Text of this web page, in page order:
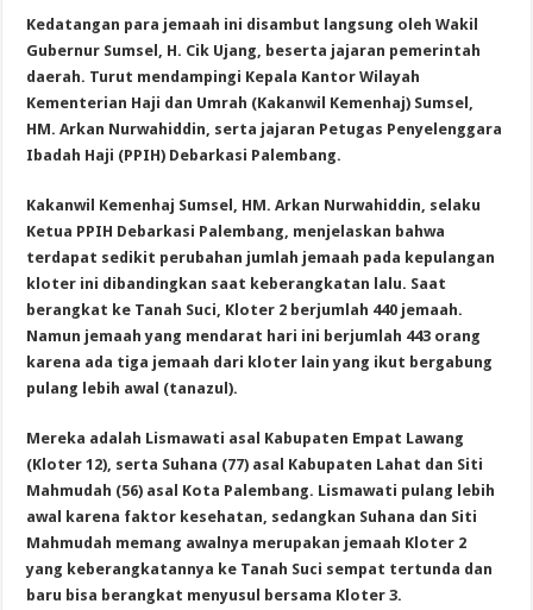
Kedatangan para jemaah ini disambut langsung oleh Wakil
Gubernur Sumsel, H. Cik Ujang, beserta jajaran pemerintah
daerah. Turut mendampingi Kepala Kantor Wilayah
Kementerian Haji dan Umrah (Kakanwil Kemenhaj) Sumsel,
HM. Arkan Nurwahiddin, serta jajaran Petugas Penyelenggara
Ibadah Haji (PPIH) Debarkasi Palembang.
Kakanwil Kemenhaj Sumsel, HM. Arkan Nurwahiddin, selaku
Ketua PPIH Debarkasi Palembang, menjelaskan bahwa
terdapat sedikit perubahan jumlah jemaah pada kepulangan
kloter ini dibandingkan saat keberangkatan lalu. Saat
berangkat ke Tanah Suci, Kloter 2 berjumlah 440 jemaah.
Namun jemaah yang mendarat hari ini berjumlah 443 orang
karena ada tiga jemaah dari kloter lain yang ikut bergabung
pulang lebih awal (tanazul).
Mereka adalah Lismawati asal Kabupaten Empat Lawang
(Kloter 12), serta Suhana (77) asal Kabupaten Lahat dan Siti
Mahmudah (56) asal Kota Palembang. Lismawati pulang lebih
awal karena faktor kesehatan, sedangkan Suhana dan Siti
Mahmudah memang awalnya merupakan jemaah Kloter 2
yang keberangkatannya ke Tanah Suci sempat tertunda dan
baru bisa berangkat menyusul bersama Kloter 3.